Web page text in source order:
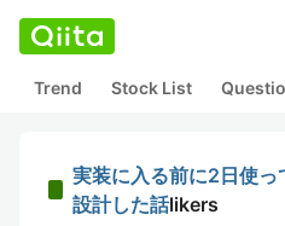
Trend Stock List
実装に入る前に2日使
設計した話likers